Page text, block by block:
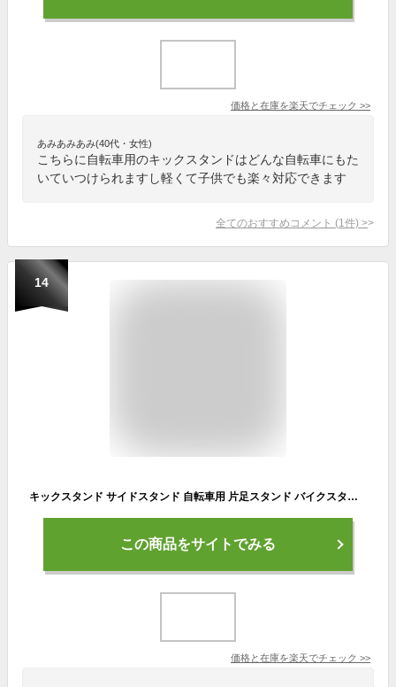
価格と在庫を楽天でチェック >>
あみあみあみ(40代・女性)
こちらに自転車用のキックスタンドはどんな自転車にもた
いていつけられますし軽くて子供でも楽々対応できます
全てのおすすめコメント (1 件) >
14
キックスタンド サイドスタンド 自転車用 片足スタンド バイクスタンド 長さ調節可能 サイクリングスタンド 自転車パーツ キックパーツ
この商品をサイトでみる
価格と在庫を楽天でチェック >>